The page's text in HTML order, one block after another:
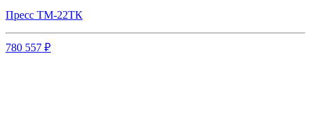
Пресс ТМ-22ТК
780 557 ₽